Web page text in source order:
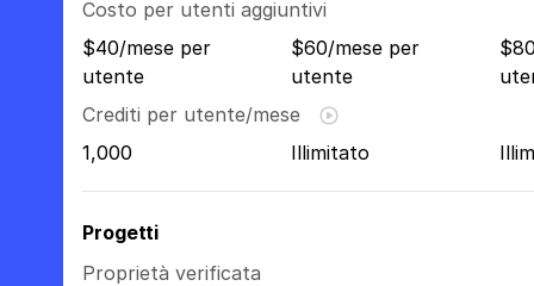
Costo per utenti aggiuntivi
$40/mese per
utente
$60/mese per
utente
Crediti per utente/mese
1,000
Illimitato
Progetti
Proprietà verificata